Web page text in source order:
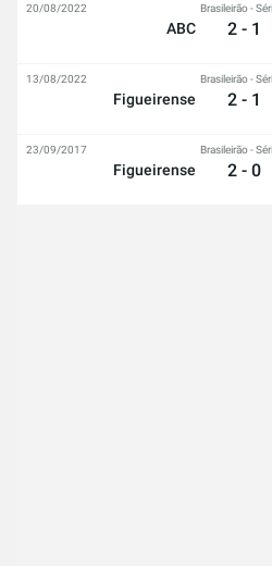
ABC
Brasileirão -
2 - 1
20/08/2022
Figueirense
Brasileirão -
2 - 1
13/08/2022
Figueirense
Brasileirão -
2 - 0
23/09/2017